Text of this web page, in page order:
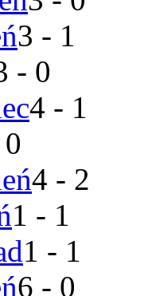
3 - 1
- 0
4 - 1
4 - 2
1 - 1
1 - 1
6 - 0